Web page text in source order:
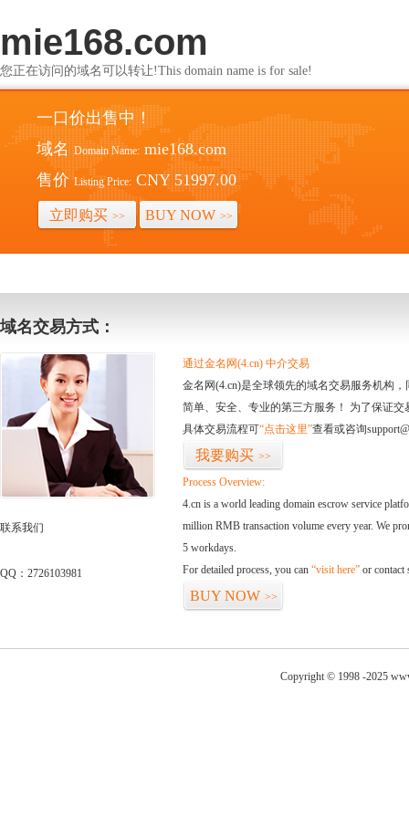
mie168.com
您正在访问的域名可以转让!This domain name is for sale!
一口价出售中！
域名 Domain Name: mie168.com
售价 Listing Price: CNY 51997.00
立即购买 >> BUY NOW >>
域名交易方式：
联系我们
QQ：2726103981
通过金名网(4.cn) 中介交易
金名网(4.cn)是全球领先的域名交易服务机构
简单、安全、专业的第三方服务！ 为了保证
具体交易流程可“点击这里”查看或咨询
我要购买 >>
Process Overview:
4.cn is a world leading domain escrow service
million RMB transaction volume every year. We
5 workdays.
For detailed process, you can “visit here” or contact
BUY NOW >>
Copyright © 1998 -2025